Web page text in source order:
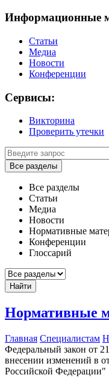
Информационные
Статьи
Медиа
Новости
Конференции
Сервисы:
Викторина
Проверить утечки
Все разделы
Все разделы
Статьи
Медиа
Новости
Нормативные
Конференции
Глоссарий
Найти
Нормативные
Главная Специалистам
Федеральный закон от
внесении изменений в
Российской Федерации"